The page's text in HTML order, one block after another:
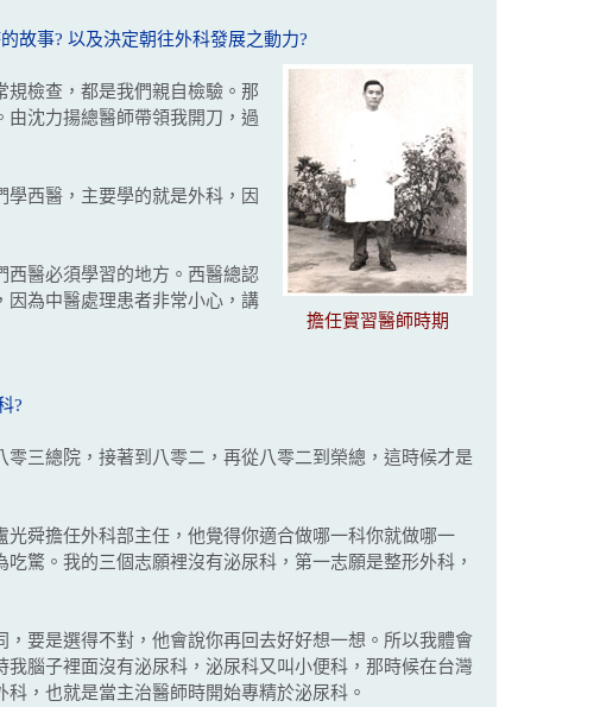
故事? 以及決定朝往外科發展之動力?
擔任實習醫師時期
檢查，都是我們親自檢驗。那
由沈力揚總醫師帶領我開刀，過
西醫，主要學的就是外科，因
醫必須學習的地方。西醫總認
因為中醫處理患者非常小心，講
?
三總院，接著到八零二，再從八零二到榮總，這時候才是
舜擔任外科部主任，他覺得你適合做哪一科你就做哪一
驚。我的三個志願裡沒有泌尿科，第一志願是整形外科，
要是選得不對，他會說你再回去好好想一想。所以我體會
腦子裡面沒有泌尿科，泌尿科又叫小便科，那時候在台灣
，也就是當主治醫師時開始專精於泌尿科。